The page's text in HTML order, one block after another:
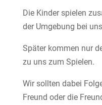
Die Kinder spielen
der Umgebung bei
Später kommen nur
zu uns zum Spielen.
Wir sollten dabei
Freund oder die